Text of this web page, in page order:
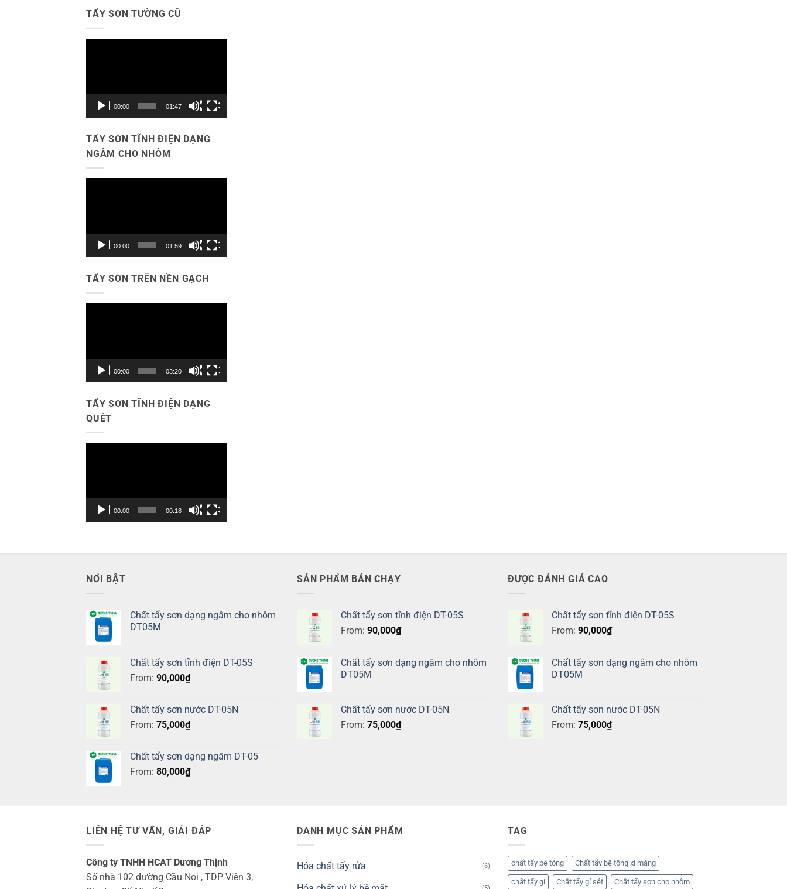
TẨY SƠN TƯỜNG CŨ
00:00 01:47
TẨY SƠN TĨNH ĐIỆN DẠNG
NGÂM CHO NHÔM
00:00 01:59
TẨY SƠN TRÊN NỀN GẠCH
00:00 03:20
TẨY SƠN TĨNH ĐIỆN DẠNG
QUÉT
00:00 00:18
NỔI BẬT
Chất tẩy sơn dạng ngâm cho nhôm
DT05M
Chất tẩy sơn tĩnh điện DT-05S
From: 90,000₫
Chất tẩy sơn nước DT-05N
From: 75,000₫
Chất tẩy sơn dạng ngâm DT-05
From: 80,000₫
SẢN PHẨM BÁN CHẠY
Chất tẩy sơn tĩnh điện DT-05S
From: 90,000₫
Chất tẩy sơn dạng ngâm cho nhôm
DT05M
Chất tẩy sơn nước DT-05N
From: 75,000₫
ĐƯỢC ĐÁNH GIÁ CAO
Chất tẩy sơn tĩnh điện DT-05S
From: 90,000₫
Chất tẩy sơn dạng ngâm cho nhôm
DT05M
Chất tẩy sơn nước DT-05N
From: 75,000₫
LIÊN HỆ TƯ VẤN, GIẢI ĐÁP
Công ty TNHH HCAT Dương Thịnh
Số nhà 102 đường Cầu Noi , TDP Viên 3,
DANH MỤC SẢN PHẨM
Hóa chất tẩy rửa (6)
TAG
chất tẩy bê tông Chất tẩy bê tông xi măng
chất tẩy gỉ Chất tẩy gỉ sét Chất tẩy sơn cho nhôm